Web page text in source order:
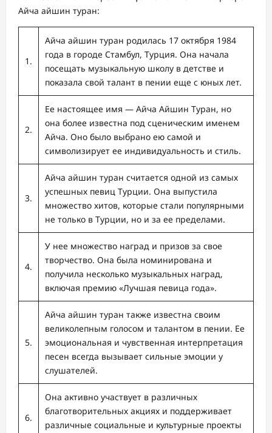
Айча айшин туран:
1.
Айча айшин туран родилась 17 октября 1984
года в городе Стамбул, Турция. Она начала
посещать музыкальную школу в детстве и
показала свой талант в пении еще с юных лет.
2.
Ее настоящее имя — Айча Айшин Туран, но
она более известна под сценическим именем
Айча. Оно было выбрано ею самой и
символизирует ее индивидуальность и стиль.
3.
Айча айшин туран считается одной из самых
успешных певиц Турции. Она выпустила
множество хитов, которые стали популярными
не только в Турции, но и за ее пределами.
4.
У нее множество наград и призов за свое
творчество. Она была номинирована и
получила несколько музыкальных наград,
включая премию «Лучшая певица года».
5.
Айча айшин туран также известна своим
великолепным голосом и талантом в пении. Ее
эмоциональная и чувственная интерпретация
песен всегда вызывает сильные эмоции у
слушателей.
6.
Она активно участвует в различных
благотворительных акциях и поддерживает
различные социальные и культурные проекты